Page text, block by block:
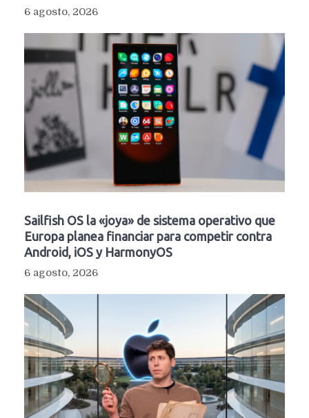
6 agosto, 2026
Sailfish OS la «joya» de sistema operativo que
Europa planea financiar para competir contra
Android, iOS y HarmonyOS
6 agosto, 2026